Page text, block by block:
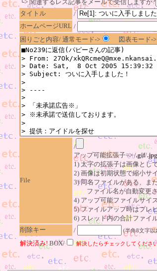
└> 関連するレス記事をメールで受信しますか?
タイトル
/
ホームページURL /
困りごと内容/ 通常モード->
図表モード->
File
/
アップ可能拡張子=> /.gif/.jpg
1) 太字の拡張子は画像とし
2) 画像は初期状態で縮小サ
3) 同名ファイルがある、ま
ファイル名が自動変更さ
4) アップ可能ファイルサイ
5) ファイルアップ時はプレ
6) スレッド内の合計ファイ
削除キー
/ (半角8文字以
解決済み!BOX/ 解決したらチェックしてくださ